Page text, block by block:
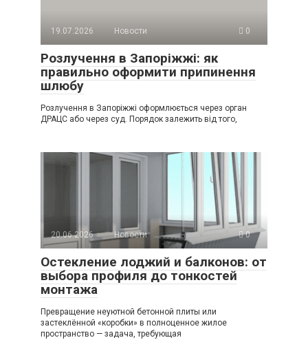
19.07.2026 Новости 0
Розлучення в Запоріжжі: як
правильно оформити припинення
шлюбу
Розлучення в Запоріжжі оформлюється через орган
ДРАЦС або через суд. Порядок залежить від того,
20.06.2026 Новости 0
Остекление лоджий и балконов: от
выбора профиля до тонкостей
монтажа
Превращение неуютной бетонной плиты или
застеклённой «коробки» в полноценное жилое
пространство — задача, требующая